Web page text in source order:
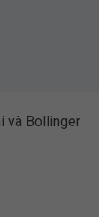
và Bollinger